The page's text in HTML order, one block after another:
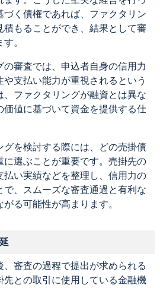
く債権であれば、ファクタリン
積もることができ、結果として審
。
審査では、申込者自身の信用力
支払い能力が重視されるという
ファクタリングが融資とは異な
価値に基づいて資金を提供する仕
グを検討する際には、どの売掛債
に選ぶことが重要です。売掛先の
払い実績などを整理し、信用力の
、スムーズな審査通過と有利な
る可能性が高まります。
審査の過程で提出が求められる
先との取引に使用している金融機